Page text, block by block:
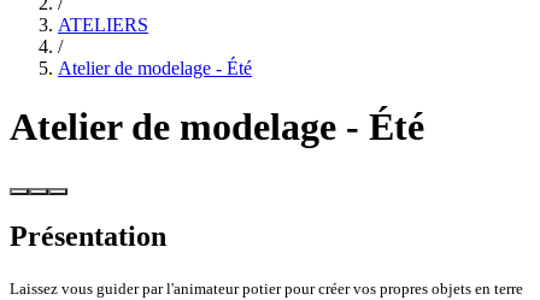
ATELIERS
/
Atelier de modelage - Été
Atelier de modelage - Été
Présentation
Laissez vous guider par l'animateur potier pour créer vos propres objets en terre